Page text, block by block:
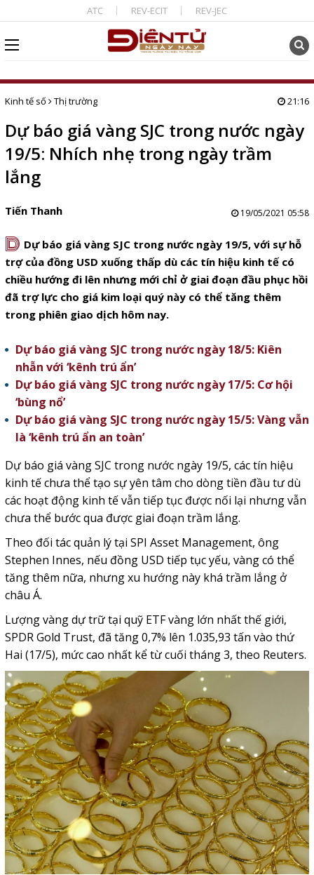
ATC REV-ECIT REV-JEC
Kinh tế số Thị trường 21:16
Dự báo giá vàng SJC trong nước ngày
19/5: Nhích nhẹ trong ngày trầm
lắng
Tiến Thanh 19/05/2021 05:58
D Dự báo giá vàng SJC trong nước ngày 19/5, với sự hỗ
trợ của đồng USD xuống thấp dù các tín hiệu kinh tế có
chiều hướng đi lên nhưng mới chỉ ở giai đoạn đầu phục hồi
đã trợ lực cho giá kim loại quý này có thể tăng thêm
trong phiên giao dịch hôm nay.
Dự báo giá vàng SJC trong nước ngày 18/5: Kiên
nhẫn với ‘kênh trú ẩn’
Dự báo giá vàng SJC trong nước ngày 17/5: Cơ hội
‘bùng nổ’
Dự báo giá vàng SJC trong nước ngày 15/5: Vàng vẫn
là ‘kênh trú ẩn an toàn’
Dự báo giá vàng SJC trong nước ngày 19/5, các tín hiệu
kinh tế chưa thể tạo sự yên tâm cho dòng tiền đầu tư dù
các hoạt động kinh tế vẫn tiếp tục được nối lại nhưng vẫn
chưa thể bước qua được giai đoạn trầm lắng.
Theo đối tác quản lý tại SPI Asset Management, ông
Stephen Innes, nếu đồng USD tiếp tục yếu, vàng có thể
tăng thêm nữa, nhưng xu hướng này khá trầm lắng ở
châu Á.
Lượng vàng dự trữ tại quỹ ETF vàng lớn nhất thế giới,
SPDR Gold Trust, đã tăng 0,7% lên 1.035,93 tấn vào thứ
Hai (17/5), mức cao nhất kể từ cuối tháng 3, theo Reuters.